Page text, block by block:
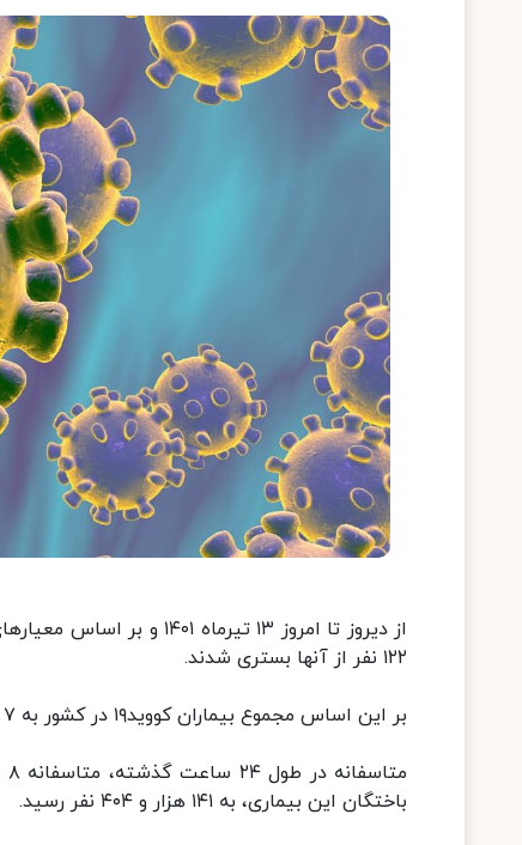
۱۲۲ نفر از آنها بستری شدند.
بر این اساس مجموع بیماران کووید۱۹ در کشور به ۷ میلیون و ۲۴۰ هزار و ۵۶۴ نفر رسید.
باختگان این بیماری، به ۱۴۱ هزار و ۴۰۴ نفر رسید.